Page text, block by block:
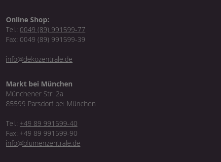
Online Shop:
Tel.: 0049 (89) 991599-77
Fax: 0049 (89) 991599-39
info@dekozentrale.de
Markt bei München
Münchener Str. 2a
85599 Parsdorf bei München
Tel.: +49 89 991599-40
Fax: +49 89 991599-90
info@blumenzentrale.de